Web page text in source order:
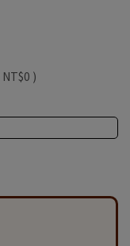
NT$0 )